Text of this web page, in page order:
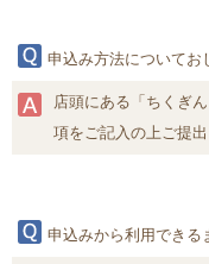
申込み方法についてお
店頭にある「ちくぎ
項をご記入の上ご提出
申込みから利用できる